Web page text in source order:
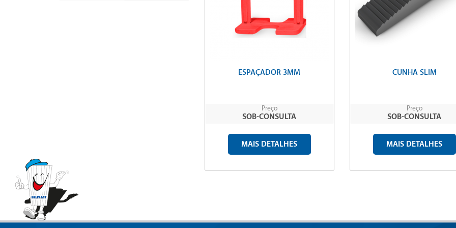
ESPAÇADOR 3MM
Preço
SOB-CONSULTA
MAIS DETALHES
CUNHA SLIM
Preço
SOB-CONSULTA
MAIS DETALHES